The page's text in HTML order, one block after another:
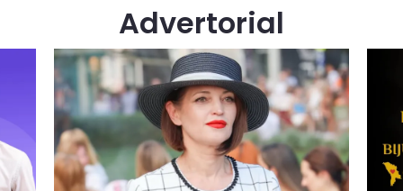
Advertorial